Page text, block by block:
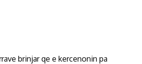
brinjar qe e kercenonin pa